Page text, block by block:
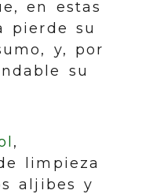
en estas
pierde su
y, por
su
,
limpieza
aljibes y